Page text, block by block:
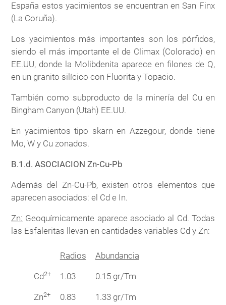
España estos yacimientos se encuentran en San Finx
(La Coruña).
Los yacimientos más importantes son los pórfidos,
siendo el más importante el de Climax (Colorado) en
EE.UU, donde la Molibdenita aparece en filones de Q,
en un granito silícico con Fluorita y Topacio.
También como subproducto de la minería del Cu en
Bingham Canyon (Utah) EE.UU.
En yacimientos tipo skarn en Azzegour, donde tiene
Mo, W y Cu zonados.
B.1.d. ASOCIACION Zn-Cu-Pb
Además del Zn-Cu-Pb, existen otros elementos que
aparecen asociados: el Cd e In.
Zn: Geoquímicamente aparece asociado al Cd. Todas
las Esfaleritas llevan en cantidades variables Cd y Zn:
Radios Abundancia
Cd2+ 1.03 0.15 gr/Tm
Zn2+ 0.83 1.33 gr/Tm